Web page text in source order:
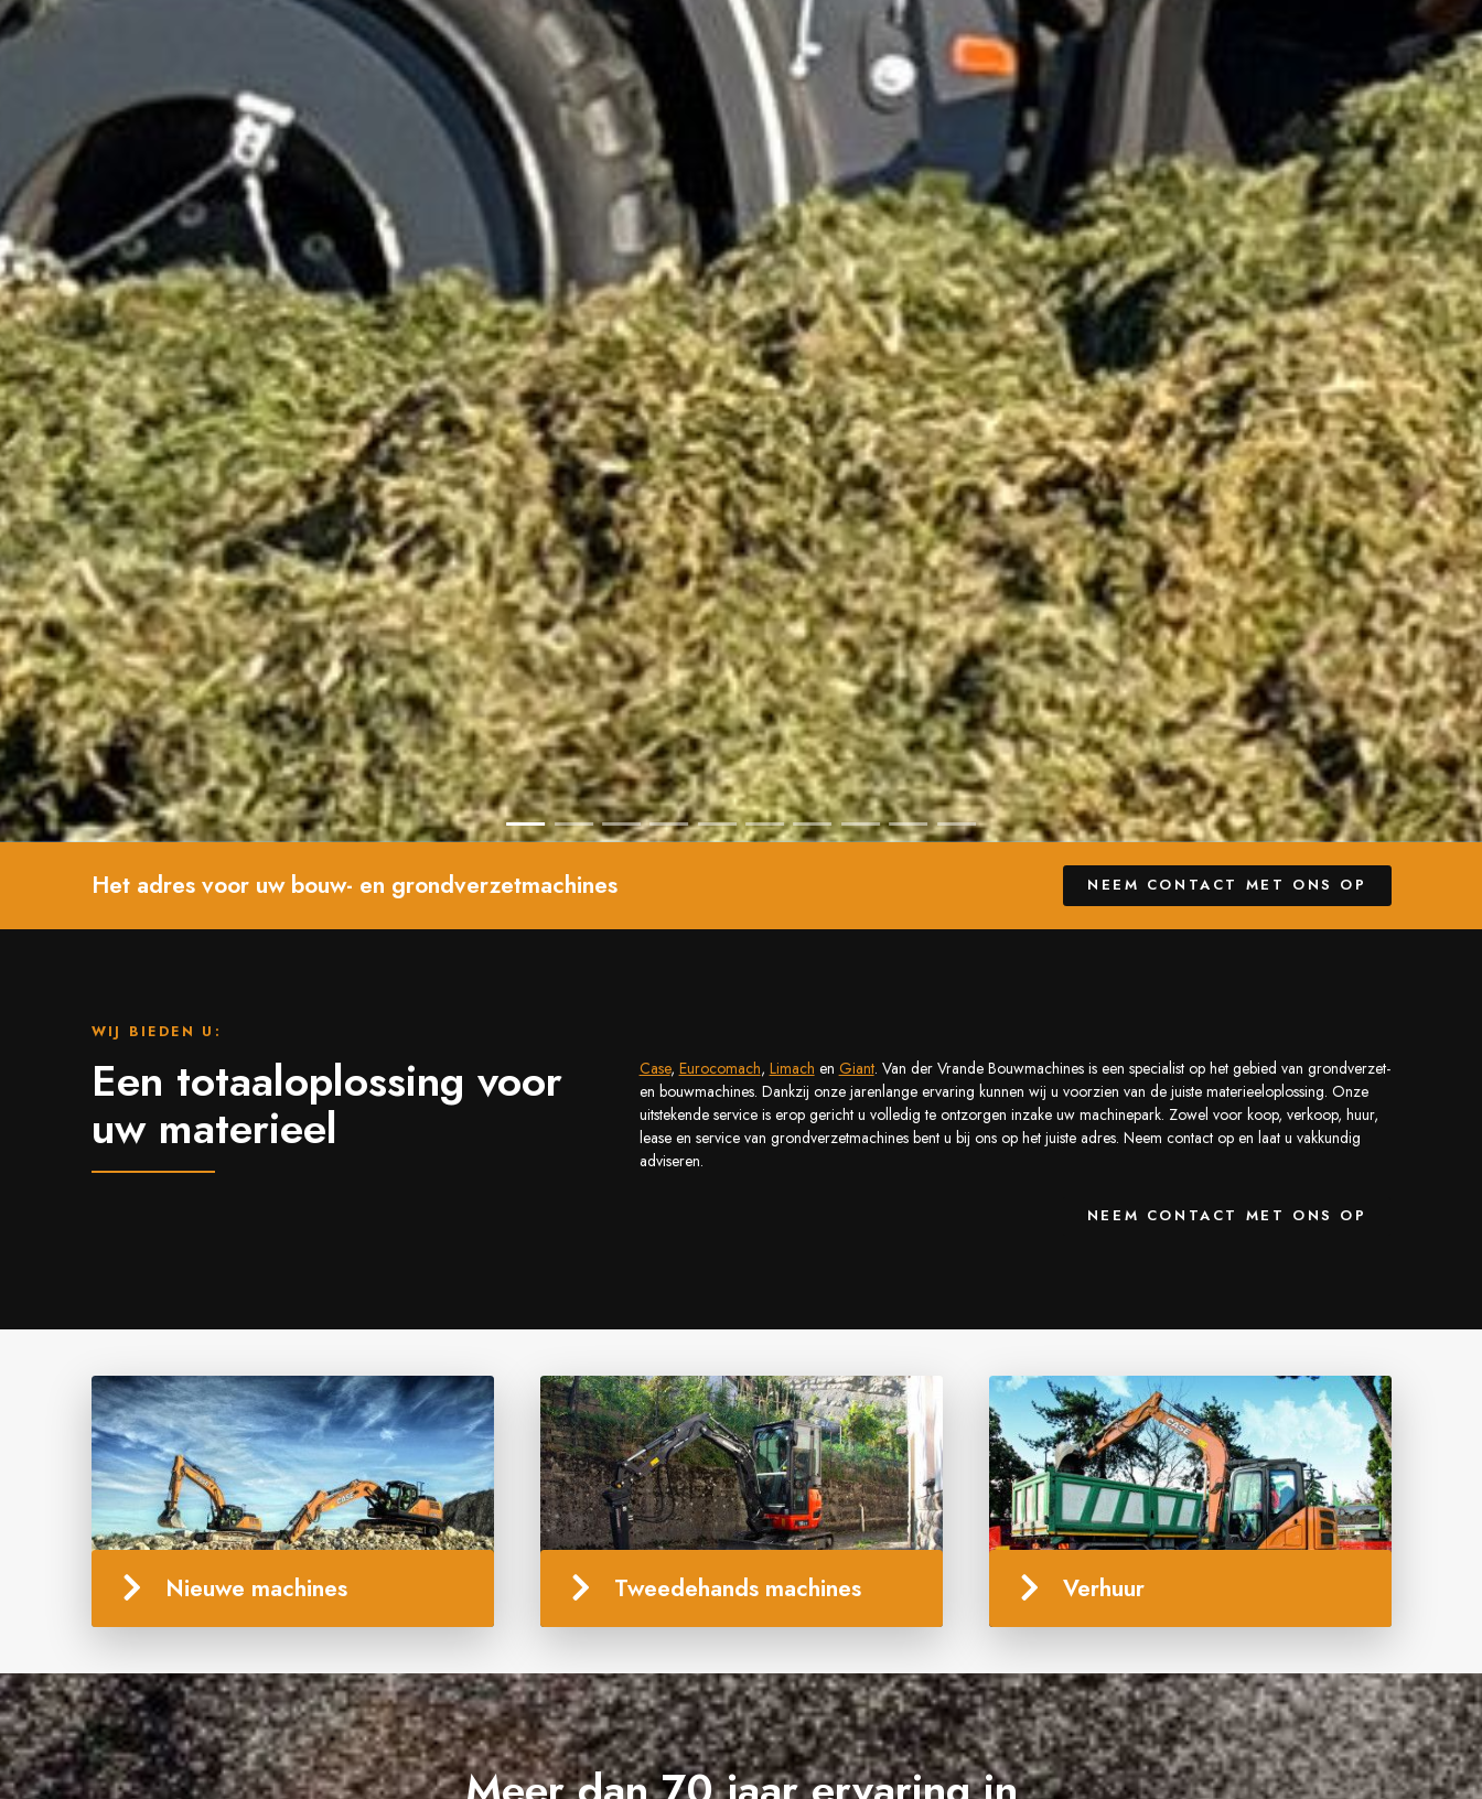
Het adres voor uw bouw- en grondverzetmachines NEEM CONTACT MET ONS OP
WIJ BIEDEN U:
Een totaaloplossing voor
uw materieel
Case, Eurocomach, Limach en Giant. Van der Vrande Bouwmachines is een specialist op het gebied van grondverzet-
en bouwmachines. Dankzij onze jarenlange ervaring kunnen wij u voorzien van de juiste materieeloplossing. Onze
uitstekende service is erop gericht u volledig te ontzorgen inzake uw machinepark. Zowel voor koop, verkoop, huur,
lease en service van grondverzetmachines bent u bij ons op het juiste adres. Neem contact op en laat u vakkundig
adviseren.
NEEM CONTACT MET ONS OP
Nieuwe machines Tweedehands machines Verhuur